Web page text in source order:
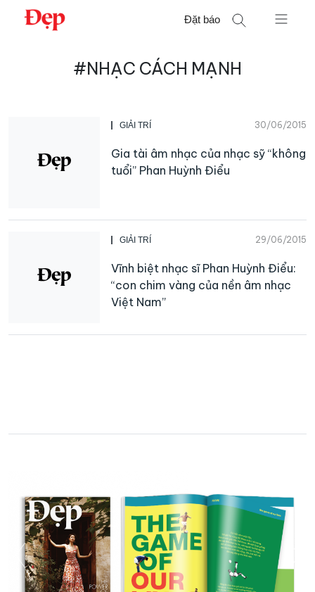
Chuyển
Đặt báo
#NHẠC CÁCH MẠNH
GIẢI TRÍ 30/06/2015
Gia tài âm nhạc của nhạc sỹ “không
tuổi” Phan Huỳnh Điểu
GIẢI TRÍ 29/06/2015
Vĩnh biệt nhạc sĩ Phan Huỳnh Điểu:
“con chim vàng của nền âm nhạc
Việt Nam”